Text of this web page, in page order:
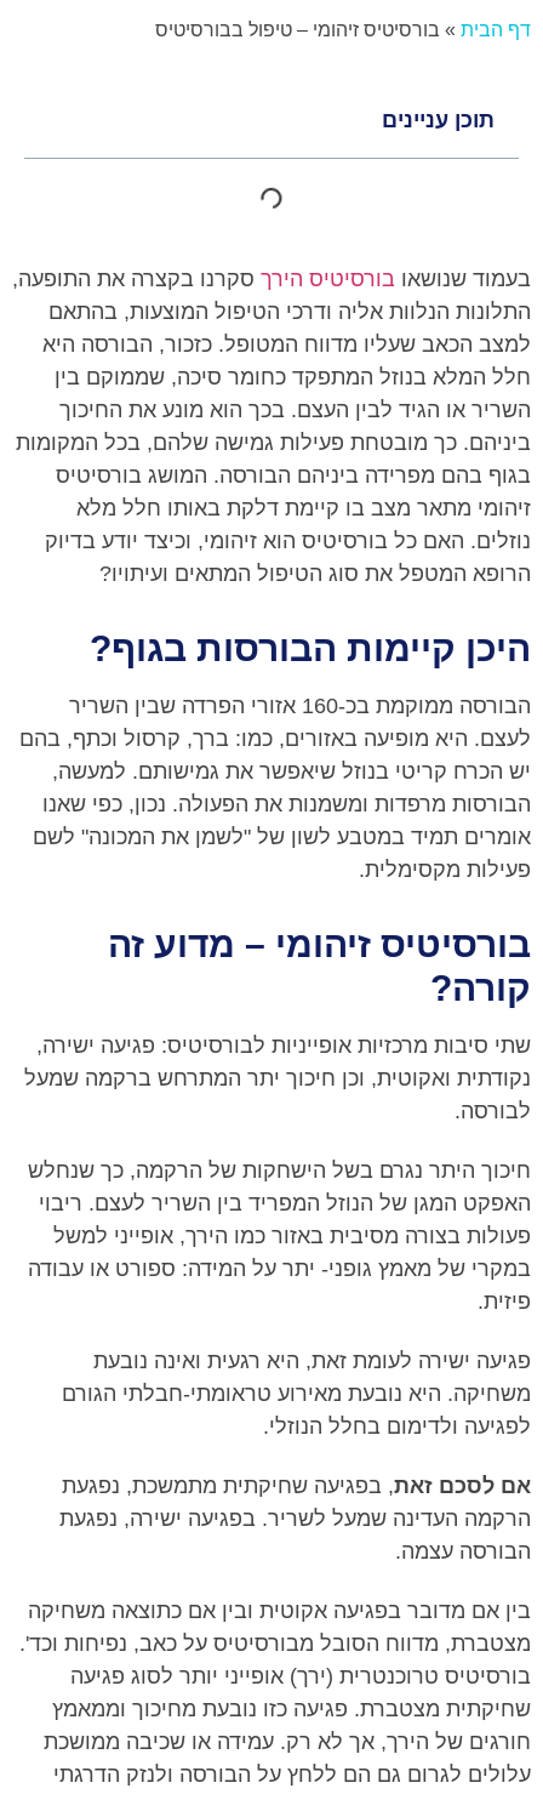
דף הבית » בורסיטיס זיהומי – טיפול בבורסיטיס
תוכן עניינים
בעמוד שנושאו בורסיטיס הירך סקרנו בקצרה את התופעה,
התלונות הנלוות אליה ודרכי הטיפול המוצעות, בהתאם
למצב הכאב שעליו מדווח המטופל. כזכור, הבורסה היא
חלל המלא בנוזל המתפקד כחומר סיכה, שממוקם בין
השריר או הגיד לבין העצם. בכך הוא מונע את החיכוך
ביניהם. כך מובטחת פעילות גמישה שלהם, בכל המקומות
בגוף בהם מפרידה ביניהם הבורסה. המושג בורסיטיס
זיהומי מתאר מצב בו קיימת דלקת באותו חלל מלא
נוזלים. האם כל בורסיטיס הוא זיהומי, וכיצד יודע בדיוק
הרופא המטפל את סוג הטיפול המתאים ועיתויו?
היכן קיימות הבורסות בגוף?
הבורסה ממוקמת בכ-160 אזורי הפרדה שבין השריר
לעצם. היא מופיעה באזורים, כמו: ברך, קרסול וכתף, בהם
יש הכרח קריטי בנוזל שיאפשר את גמישותם. למעשה,
הבורסות מרפדות ומשמנות את הפעולה. נכון, כפי שאנו
אומרים תמיד במטבע לשון של "לשמן את המכונה" לשם
פעילות מקסימלית.
בורסיטיס זיהומי – מדוע זה
קורה?
שתי סיבות מרכזיות אופייניות לבורסיטיס: פגיעה ישירה,
נקודתית ואקוטית, וכן חיכוך יתר המתרחש ברקמה שמעל
לבורסה.
חיכוך היתר נגרם בשל הישחקות של הרקמה, כך שנחלש
האפקט המגן של הנוזל המפריד בין השריר לעצם. ריבוי
פעולות בצורה מסיבית באזור כמו הירך, אופייני למשל
במקרי של מאמץ גופני- יתר על המידה: ספורט או עבודה
פיזית.
פגיעה ישירה לעומת זאת, היא רגעית ואינה נובעת
משחיקה. היא נובעת מאירוע טראומתי-חבלתי הגורם
לפגיעה ולדימום בחלל הנוזלי.
אם לסכם זאת, בפגיעה שחיקתית מתמשכת, נפגעת
הרקמה העדינה שמעל לשריר. בפגיעה ישירה, נפגעת
הבורסה עצמה.
בין אם מדובר בפגיעה אקוטית ובין אם כתוצאה משחיקה
מצטברת, מדווח הסובל מבורסיטיס על כאב, נפיחות וכד'.
בורסיטיס טרוכנטרית (ירך) אופייני יותר לסוג פגיעה
שחיקתית מצטברת. פגיעה כזו נובעת מחיכוך וממאמץ
חורגים של הירך, אך לא רק. עמידה או שכיבה ממושכת
עלולים לגרום גם הם ללחץ על הבורסה ולנזק הדרגתי